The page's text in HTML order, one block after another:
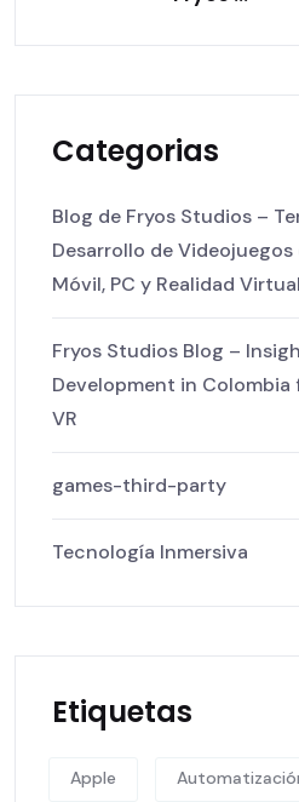
Categorias
Blog de Fryos Studios –
Desarrollo de
Móvil, PC y Realidad Virtual
Fryos Studios Blog –
Development in Colombia
VR
games-third-party
Tecnología Inmersiva
Etiquetas
Apple